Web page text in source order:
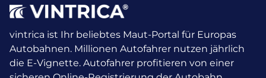
vintrica ist Ihr beliebtes Maut-Portal für Europas
Autobahnen. Millionen Autofahrer nutzen jährlich
die E-Vignette. Autofahrer profitieren von einer